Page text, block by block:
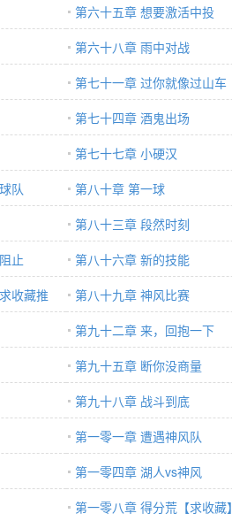
第六十五章 想要激活中投
第六十八章 雨中对战
第七十一章 过你就像过山车
第七十四章 酒鬼出场
第七十七章 小硬汉
队
第八十章 第一球
第八十三章 段然时刻
止
第八十六章 新的技能
收藏推
第八十九章 神风比赛
第九十二章 来，回抱一下
第九十五章 断你没商量
第九十八章 战斗到底
第一零一章 遭遇神风队
第一零四章 湖人vs神风
第一零八章 得分荒【求收藏】